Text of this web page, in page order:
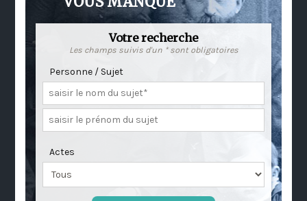
Votre recherche
Les champs suivis d'un * sont obligatoires
Personne / Sujet
Actes